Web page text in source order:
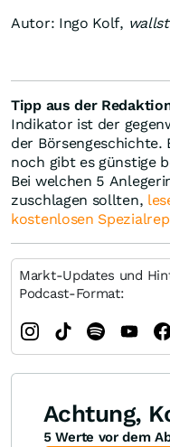
Autor: Ingo Kolf,
Tipp aus der
Indikator ist der
der Börsengeschichte.
noch gibt es günstige
Bei welchen 5
zuschlagen sollten,
kostenlosen
Markt-Updates und
Podcast-Format:
Achtung,
5 Werte vor dem